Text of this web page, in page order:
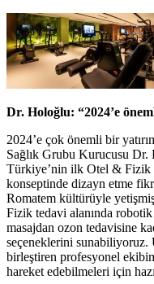
Dr. Holoğlu: “2024’e
2024’e çok önemli bir
Sağlık Grubu Kurucusu
Türkiye’nin ilk Otel & Fizik
konseptinde dizayn etme
Romatem kültürüyle
Fizik tedavi alanında
masajdan ozon tedavisine
seçeneklerini sunabiliyoruz.
birleştiren profesyonel
hareket edebilmeleri için